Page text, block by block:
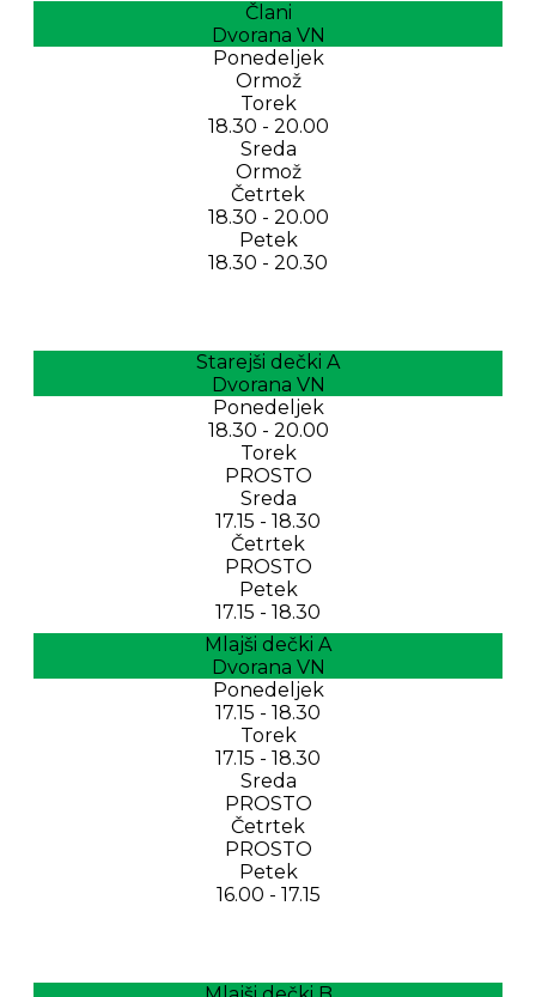
Člani
Dvorana VN
Ponedeljek
Ormož
Torek
18.30 - 20.00
Sreda
Ormož
Četrtek
18.30 - 20.00
Petek
18.30 - 20.30
Starejši dečki A
Dvorana VN
Ponedeljek
18.30 - 20.00
Torek
PROSTO
Sreda
17.15 - 18.30
Četrtek
PROSTO
Petek
17.15 - 18.30
Mlajši dečki A
Dvorana VN
Ponedeljek
17.15 - 18.30
Torek
17.15 - 18.30
Sreda
PROSTO
Četrtek
PROSTO
Petek
16.00 - 17.15